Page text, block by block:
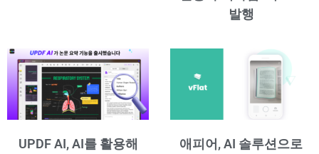
발행
UPDF AI, AI를 활용해
애피어, AI 솔루션으로